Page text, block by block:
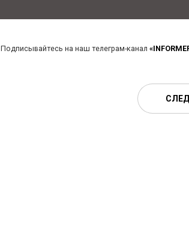
Подписывайтесь на наш телеграм-канал